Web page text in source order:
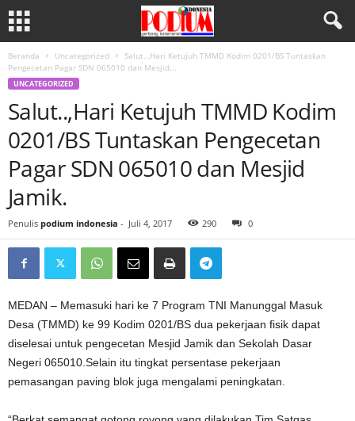
Beranda Uncategorized
Salut..,Hari Ketujuh TMMD Kodim 0201/BS Tuntaskan
Pengecetan Pagar SDN 065010 dan Mesjid...
UNCATEGORIZED
Salut..,Hari Ketujuh TMMD Kodim
0201/BS Tuntaskan Pengecetan
Pagar SDN 065010 dan Mesjid
Jamik.
Penulis podium indonesia - Juli 4, 2017 290 0
MEDAN – Memasuki hari ke 7 Program TNI Manunggal Masuk
Desa (TMMD) ke 99 Kodim 0201/BS dua pekerjaan fisik dapat
diselesai untuk pengecetan Mesjid Jamik dan Sekolah Dasar
Negeri 065010.Selain itu tingkat persentase pekerjaan
pemasangan paving blok juga mengalami peningkatan.